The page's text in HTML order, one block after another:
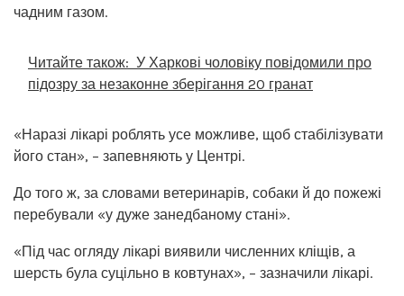
чадним газом.
Читайте також: У Харкові чоловіку повідомили про
підозру за незаконне зберігання 20 гранат
«Наразі лікарі роблять усе можливе, щоб стабілізувати
його стан», – запевняють у Центрі.
До того ж, за словами ветеринарів, собаки й до пожежі
перебували «у дуже занедбаному стані».
«Під час огляду лікарі виявили численних кліщів, а
шерсть була суцільно в ковтунах», – зазначили лікарі.